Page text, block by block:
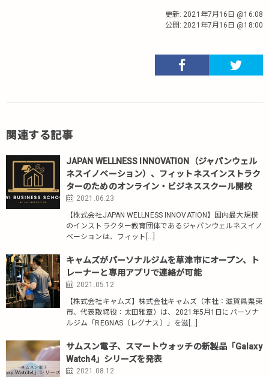
更新: 2021年7月16日 @16:08
公開: 2021年7月16日 @18:00
関連する記事
JAPAN WELLNESS INNOVATION（ジャパンウェル
ネスイノベーション）、フィットネスインストラク
ターのためのオンライン・ビジネススクール開校
2021.06.23
【株式会社JAPAN WELLNESS INNOVATION】国内最大規模
のインストラクター教育団体であるジャパンウェルネスイノ
ベーションは、フィット[…]
キャムズがパーソナルジムを草津市にオープン、ト
レーナーと専用アプリで連絡が可能
2021.05.12
【株式会社キャムズ】株式会社キャムズ（本社：滋賀県栗東
市、代表取締役：太田雅章）は、2021年5月1日にパーソナ
ルジム「REGNAS（レグナス）」を滋[…]
サムスン電子、スマートウォッチの新製品「Galaxy
Watch4」シリーズを発表
2021.08.12